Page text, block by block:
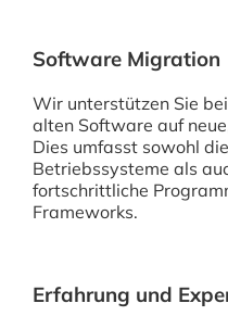
Software Migration
Wir unterstützen Sie
alten Software auf
Dies umfasst sowohl
Betriebssysteme als
fortschrittliche
Frameworks.
Erfahrung und